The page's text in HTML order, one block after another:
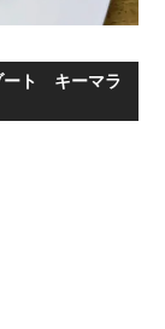
ート キーマラ